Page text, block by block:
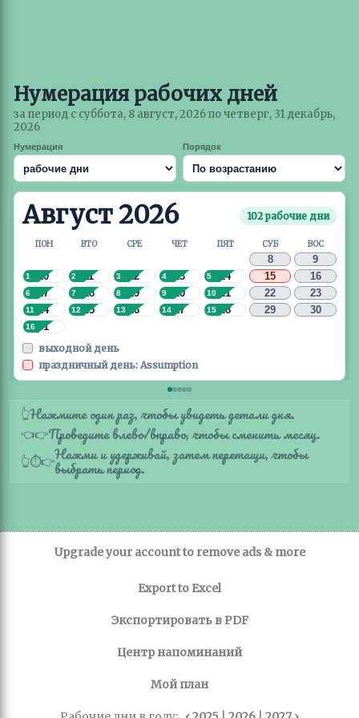
Нумерация рабочих дней
за период с суббота, 8 август, 2026 по четверг, 31 декабрь,
2026
Нумерация Порядок
Август 2026 102 рабочие дни
ПОН ВТО СРЕ ЧЕТ ПЯТ СУБ ВОС
8
9
10
1 11
2 12
3 13
4 14
5 15
16
17
6 18
7 19
8 20
9 21
10 22
23
24
11 25
12 26
13 27
14 28
15 29
30
31
16
выходной день
праздничный день: Assumption
👆Нажмите один раз, чтобы увидеть детали дня.
👈👉Проведите влево/вправо, чтобы сменить месяц.
👆⏱️👉Нажми и удерживай, затем перетащи, чтобы
выбрать период.
Upgrade your account to remove ads & more
Export to Excel
Экспортировать в PDF
Центр напоминаний
Мой план